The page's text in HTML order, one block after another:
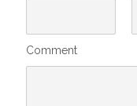
Comment